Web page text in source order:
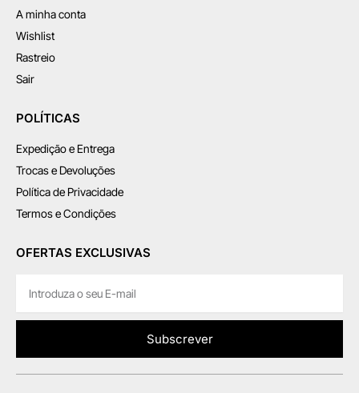
A minha conta
Wishlist
Rastreio
Sair
POLÍTICAS
Expedição e Entrega
Trocas e Devoluções
Política de Privacidade
Termos e Condições
OFERTAS EXCLUSIVAS
Subscrever